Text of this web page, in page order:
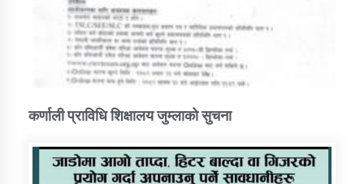
कर्णाली प्राविधि शिक्षालय जुम्लाको सुचना